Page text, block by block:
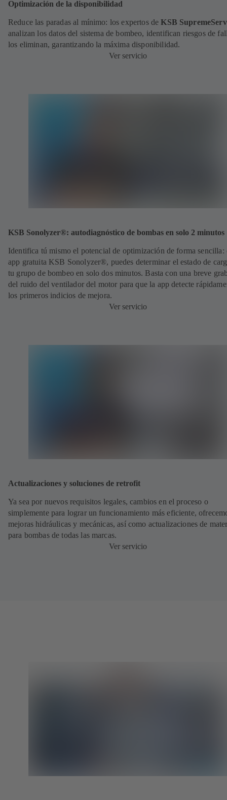
Optimización de la disponibilidad
Reduce las paradas al mínimo: los expertos deKSB SupremeServ
analizan los datos del sistema de bombeo, identifican riesgos de
los eliminan, garantizando la máxima disponibilidad.
Ver servicio
KSB Sonolyzer®: autodiagnóstico de bombas en solo 2 minutos
Identifica tú mismo el potencial de optimización de forma sencilla:
app gratuita KSB Sonolyzer®, puedes determinar el estado de
tu grupo de bombeo en solo dos minutos. Basta con una breve
del ruido del ventilador del motor para que la app detecte
los primeros indicios de mejora.
Ver servicio
Actualizaciones y soluciones de retrofit
Ya sea por nuevos requisitos legales, cambios en el proceso o
simplemente para lograr un funcionamiento más eficiente,
mejoras hidráulicas y mecánicas, así como actualizaciones de
para bombas de todas las marcas.
Ver servicio